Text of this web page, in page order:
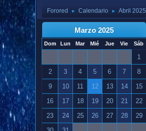
Forored ► Calendario ► Abril 2025
Marzo 2025
Dom Lun Mar Mié Jue Vie Sáb
1
2
3 4 5 6 7
8
9
10 11 12 13 14
15
16
17 18 19 20 21
22
23
24 25 26 27 28
29